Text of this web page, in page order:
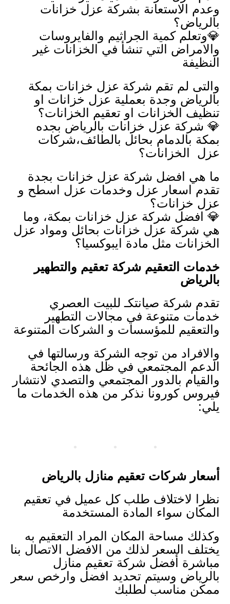
وعدم الاستعانة بشركة عزل خزانات
بالرياض؟
💎وتعلم كمية الجراثيم والفايروسات
والامراض التي تنشأ في الخزانات غير
النظيفة
والتى لم تقم شركة عزل خزانات بمكة
بالرياض وجدة بعملية عزل خزانات او
تنظيف الخزانات او تعقيم الخزانات؟
💎 شركة عزل خزانات بالرياض بجده
بمكة بالدمام بحائل بالطائف،شركات
عزل الخزانات؟
ما هي افضل شركة عزل خزانات بجدة
تقدم اسعار عزل وخدمات عزل اسطح و
عزل خزانات؟
💎 افضل شركة عزل خزانات بمكة، وما
هي شركة عزل خزانات بحائل ومواد عزل
الخزانات مثل مادة ايبوكسيا؟
خدمات التعقيم شركة تعقيم والتطهير
بالرياض
تقدم شركة صيانتكـ للبيت العصري
خدمات متنوعة في مجالات التطهير
والتعقيم للمؤسسات و الشركات المتنوعة
والافراد من توجه الشركة ورسالتها في
الدعم المجتمعي في ظل هذه الجائحة
والقيام بالدور المجتمعي والتصدي لانتشار
فيروس كورونا نذكر من هذه الخدمات ما
يلي:
أسعار شركات تعقيم منازل بالرياض
نظرا لاختلاف طلب كل عميل في تعقيم
المكان سواء المادة المستخدمة
وكذلك مساحة المكان المراد التعقيم به
يختلف السعر لذلك من الافضل الاتصال بنا
مباشرة أفضل شركة تعقيم منازل
بالرياض وسيتم تحديد افضل وارخص سعر
ممكن مناسب لطلبك